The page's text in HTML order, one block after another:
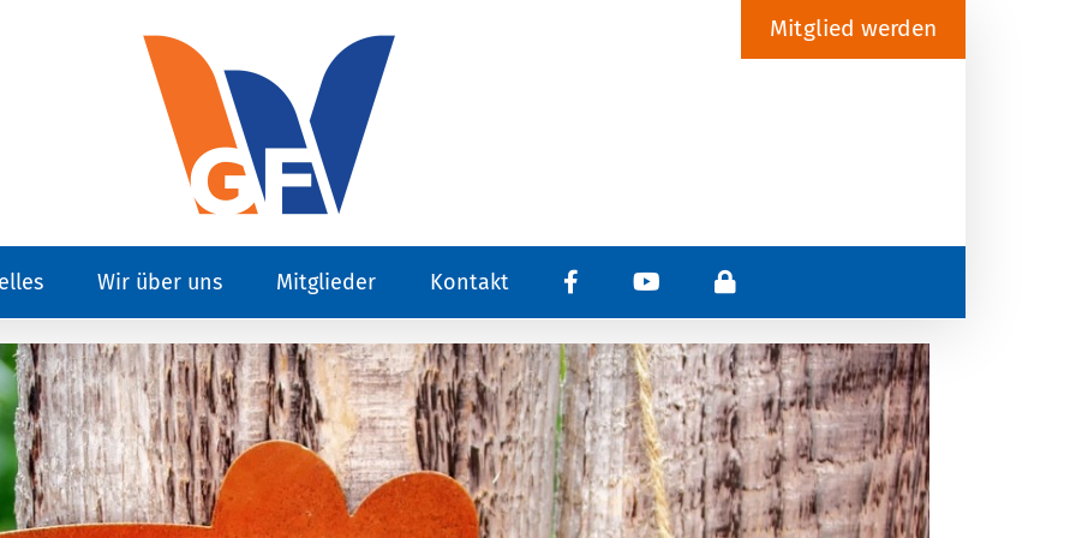
Mitglied werden
Wir über uns Mitglieder Kontakt